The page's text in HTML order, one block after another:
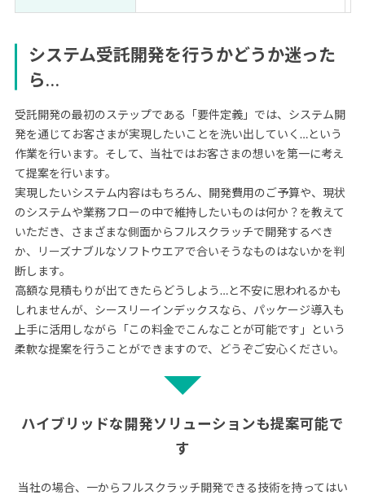
システム受託開発を行うかどうか迷った
ら…
受託開発の最初のステップである「要件定義」では、システム開
発を通じてお客さまが実現したいことを洗い出していく…という
作業を行います。そして、当社ではお客さまの想いを第一に考え
て提案を行います。
実現したいシステム内容はもちろん、開発費用のご予算や、現状
のシステムや業務フローの中で維持したいものは何か？を教えて
いただき、さまざまな側面からフルスクラッチで開発するべき
か、リーズナブルなソフトウエアで合いそうなものはないかを判
断します。
高額な見積もりが出てきたらどうしよう…と不安に思われるかも
しれませんが、シースリーインデックスなら、パッケージ導入も
上手に活用しながら「この料金でこんなことが可能です」という
柔軟な提案を行うことができますので、どうぞご安心ください。
ハイブリッドな開発ソリューションも提案可能で
す
当社の場合、一からフルスクラッチ開発できる技術を持ってはい